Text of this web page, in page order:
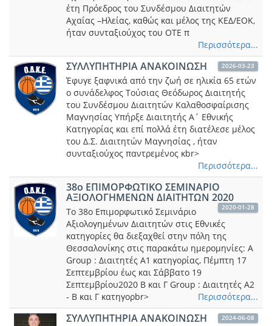
έτη Πρόεδρος του Συνδέσμου Διαιτητών
Αχαΐας –Ηλείας, καθώς και μέλος της ΚΕΔ/ΕΟΚ,
ήταν συνταξιούχος του ΟΤΕ π
Περισσότερα...
ΣΥΛΛΥΠΗΤΗΡΙΑ ΑΝΑΚΟΙΝΩΣΗ 2026-03-23
Έφυγε ξαφνικά από την ζωή σε ηλικία 65 ετών
ο συνάδελφος Τούσιας Θεόδωρος Διαιτητής
του Συνδέσμου Διαιτητών Καλαθοσφαίρισης
Μαγνησίας Υπήρξε Διαιτητής Α΄ Εθνικής
Κατηγορίας και επί πολλά έτη διατέλεσε μέλος
του Δ.Σ. Διαιτητών Μαγνησίας , ήταν
συνταξιούχος παντρεμένος κbr>
Περισσότερα...
38ο ΕΠΙΜΟΡΦΩΤΙΚΟ ΣΕΜΙΝΑΡΙΟ
ΑΞΙΟΛΟΓΗΜΕΝΩΝ ΔΙΑΙΤΗΤΩΝ 2020
2020-01-28
Tο 38ο Επιμορφωτικό Σεμινάριο
Αξιολογημένων Διαιτητών στις Εθνικές
κατηγορίες θα διεξαχθεί στην πόλη της
Θεσσαλονίκης στις παρακάτω ημερομηνίες: A
Group : Διαιτητές Α1 κατηγορίας, Πέμπτη 17
Σεπτεμβρίου έως και Σάββατο 19
Σεπτεμβρίου2020 B και Γ Group : Διαιτητές Α2
- Β και Γ κατηγορbr>
Περισσότερα...
ΣΥΛΛΥΠΗΤΗΡΙΑ ΑΝΑΚΟΙΝΩΣΗ 2024-06-08